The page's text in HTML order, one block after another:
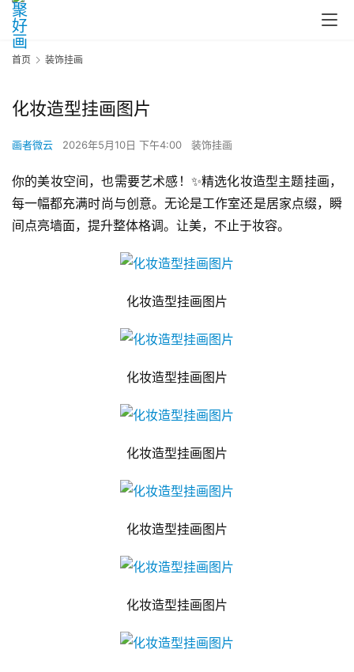
首页 装饰挂画
化妆造型挂画图片
画者微云 2026年5月10日 下午4:00 装饰挂画
你的美妆空间，也需要艺术感！✨精选化妆造型主题挂画，
每一幅都充满时尚与创意。无论是工作室还是居家点缀，瞬
间点亮墙面，提升整体格调。让美，不止于妆容。
化妆造型挂画图片
化妆造型挂画图片
化妆造型挂画图片
化妆造型挂画图片
化妆造型挂画图片